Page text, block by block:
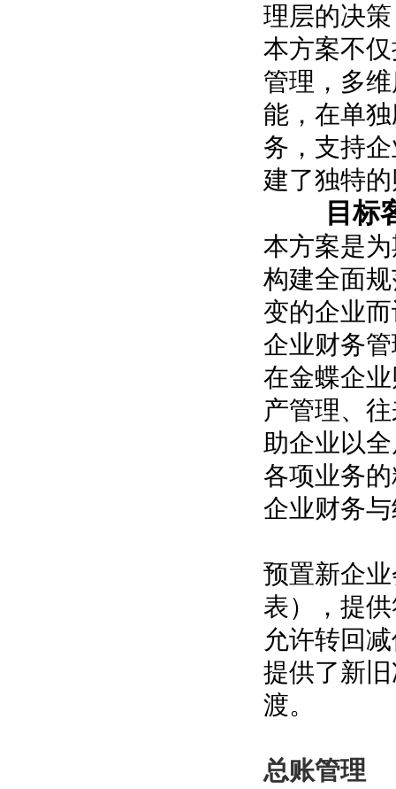
理层的决
本方案不
管理，多
能，在单
务，支持
建了独特
目标
本方案是
构建全面
变的企业
企业财务
在金蝶企
产管理、
助企业以
各项业务
企业财务
预置新企
表），提
允许转回
提供了新
渡。
总账管理